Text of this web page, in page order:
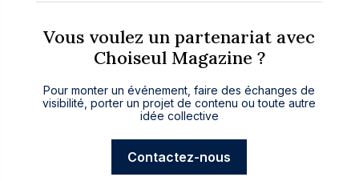
Vous voulez un partenariat avec
Choiseul Magazine ?
Pour monter un événement, faire des échanges de
visibilité, porter un projet de contenu ou toute autre
idée collective
Contactez-nous